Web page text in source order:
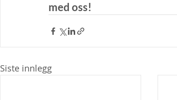
med oss!
Siste innlegg